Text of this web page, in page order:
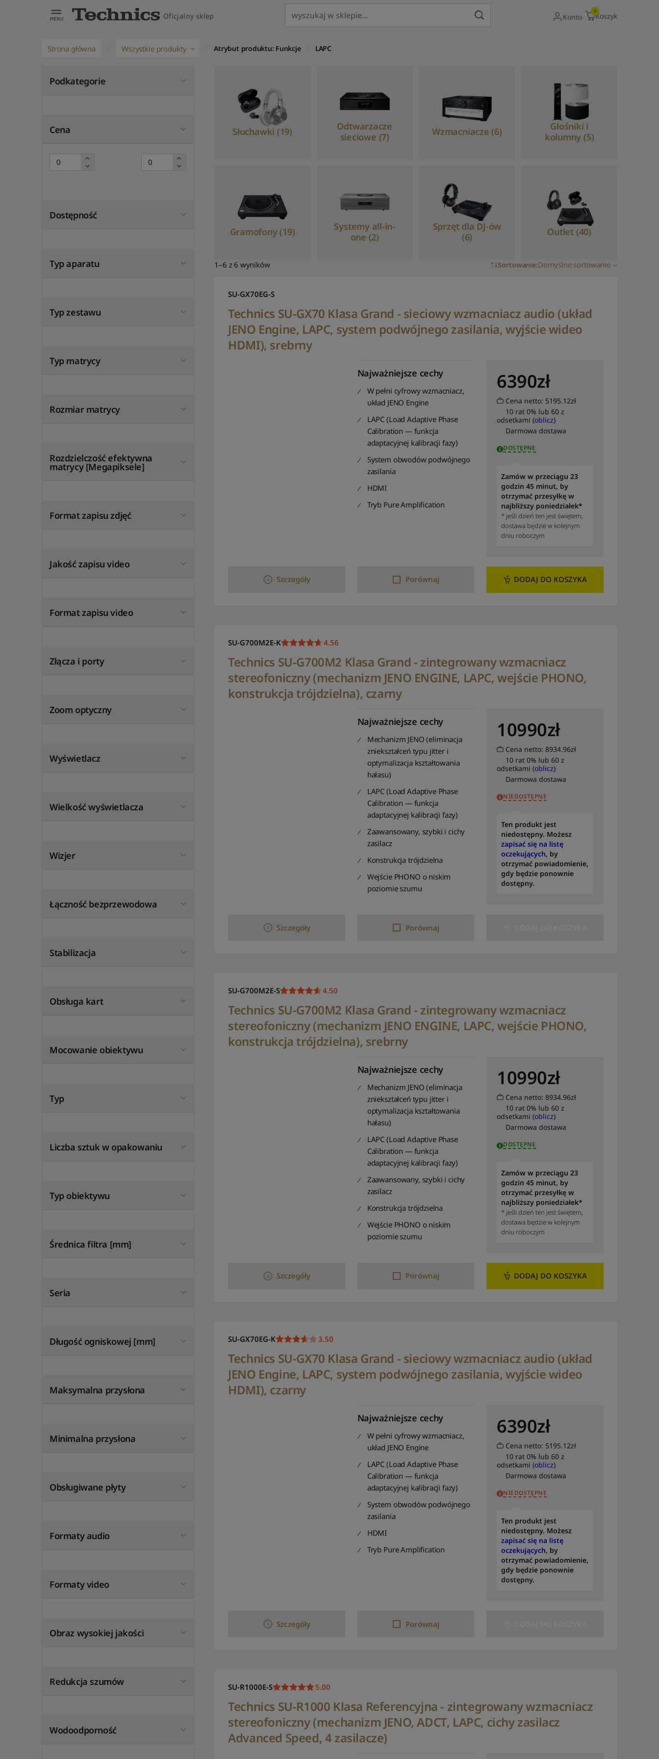
Oficjalny sklep
Gdy dostępne są wyniki autouzupełniania,
Konto
0
Koszyk
Strona główna Wszystkie produkty Atrybut produktu: Funkcje LAPC
Podkategorie
Cena
Dostępność
Typ aparatu
Typ zestawu
Typ matrycy
Rozmiar matrycy
Rozdzielczość efektywna
matrycy [Megapiksele]
Format zapisu zdjęć
Jakość zapisu video
Format zapisu video
Złącza i porty
Zoom optyczny
Wyświetlacz
Wielkość wyświetlacza
Wizjer
Łączność bezprzewodowa
Stabilizacja
Obsługa kart
Mocowanie obiektywu
Typ
Liczba sztuk w opakowaniu
Typ obiektywu
Średnica filtra [mm]
Seria
Długość ogniskowej [mm]
Maksymalna przysłona
Minimalna przysłona
Obsługiwane płyty
Formaty audio
Formaty video
Obraz wysokiej jakości
Redukcja szumów
Wodoodporność
Słuchawki (19)
Odtwarzacze
sieciowe (7)
Wzmacniacze (6)
Głośniki i
kolumny (5)
Gramofony (19)
Systemy all-in-
one (2)
Sprzęt dla DJ-ów
(6)
Outlet (40)
Sortowanie:
Sortuj wg średniej
oceny
Sortuj po cenie od
najwyższej
Sortuj po nazwie: od A
do Z
do Z
Sortuj po modelu: od Z
do A
Sortuj według
dostępności
Domyślne sortowanie
1–6 z 6 wyników
SU-GX70EG-S
Technics SU-GX70 Klasa Grand - sieciowy wzmacniacz audio (układ
JENO Engine, LAPC, system podwójnego zasilania, wyjście wideo
HDMI), srebrny
Najważniejsze cechy
W pełni cyfrowy wzmacniacz,
układ JENO Engine
LAPC (Load Adaptive Phase
Calibration — funkcja
adaptacyjnej kalibracji fazy)
System obwodów podwójnego
zasilania
HDMI
Tryb Pure Amplification
6390zł
Cena netto: 5195.12zł
10 rat 0% lub 60 z
odsetkami (oblicz)
Darmowa dostawa
DOSTĘPNE
Zamów w przeciągu 23
godzin 45 minut, by
otrzymać przesyłkę w
najbliższy poniedziałek*
* jeśli dzień ten jest świętem,
dostawa będzie w kolejnym
dniu roboczym
Szczegóły Porównaj DODAJ DO KOSZYKA
SU-G700M2E-K 4.56
Technics SU-G700M2 Klasa Grand - zintegrowany wzmacniacz
stereofoniczny (mechanizm JENO ENGINE, LAPC, wejście PHONO,
konstrukcja trójdzielna), czarny
Najważniejsze cechy
Mechanizm JENO (eliminacja
zniekształceń typu jitter i
optymalizacja kształtowania
hałasu)
LAPC (Load Adaptive Phase
Calibration — funkcja
adaptacyjnej kalibracji fazy)
Zaawansowany, szybki i cichy
zasilacz
Konstrukcja trójdzielna
Wejście PHONO o niskim
poziomie szumu
10990zł
Cena netto: 8934.96zł
10 rat 0% lub 60 z
odsetkami (oblicz)
Darmowa dostawa
NIEDOSTĘPNE
Ten produkt jest
niedostępny. Możesz
zapisać się na listę
oczekujących, by
otrzymać powiadomienie,
gdy będzie ponownie
dostępny.
Szczegóły Porównaj
SU-G700M2E-S 4.50
Technics SU-G700M2 Klasa Grand - zintegrowany wzmacniacz
stereofoniczny (mechanizm JENO ENGINE, LAPC, wejście PHONO,
konstrukcja trójdzielna), srebrny
Najważniejsze cechy
Mechanizm JENO (eliminacja
zniekształceń typu jitter i
optymalizacja kształtowania
hałasu)
LAPC (Load Adaptive Phase
Calibration — funkcja
adaptacyjnej kalibracji fazy)
Zaawansowany, szybki i cichy
zasilacz
Konstrukcja trójdzielna
Wejście PHONO o niskim
poziomie szumu
10990zł
Cena netto: 8934.96zł
10 rat 0% lub 60 z
odsetkami (oblicz)
Darmowa dostawa
DOSTĘPNE
Zamów w przeciągu 23
godzin 45 minut, by
otrzymać przesyłkę w
najbliższy poniedziałek*
* jeśli dzień ten jest świętem,
dostawa będzie w kolejnym
dniu roboczym
Szczegóły Porównaj DODAJ DO KOSZYKA
SU-GX70EG-K 3.50
Technics SU-GX70 Klasa Grand - sieciowy wzmacniacz audio (układ
JENO Engine, LAPC, system podwójnego zasilania, wyjście wideo
HDMI), czarny
Najważniejsze cechy
W pełni cyfrowy wzmacniacz,
układ JENO Engine
LAPC (Load Adaptive Phase
Calibration — funkcja
adaptacyjnej kalibracji fazy)
System obwodów podwójnego
zasilania
HDMI
Tryb Pure Amplification
6390zł
Cena netto: 5195.12zł
10 rat 0% lub 60 z
odsetkami (oblicz)
Darmowa dostawa
NIEDOSTĘPNE
Ten produkt jest
niedostępny. Możesz
zapisać się na listę
oczekujących, by
otrzymać powiadomienie,
gdy będzie ponownie
dostępny.
Szczegóły Porównaj
SU-R1000E-S 5.00
Technics SU-R1000 Klasa Referencyjna - zintegrowany wzmacniacz
stereofoniczny (mechanizm JENO, ADCT, LAPC, cichy zasilacz
Advanced Speed, 4 zasilacze)